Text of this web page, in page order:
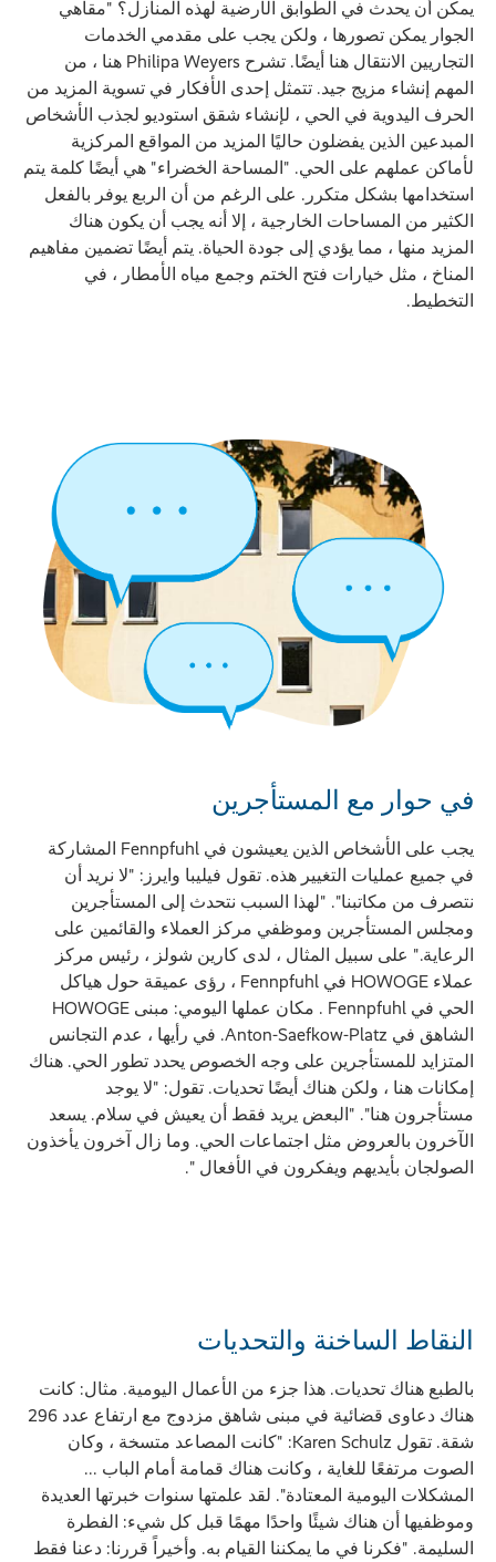
يمكن أن يحدث في الطوابق الأرضية لهذه المنازل؟ "مقاهي
الجوار يمكن تصورها ، ولكن يجب على مقدمي الخدمات
التجاريين الانتقال هنا أيضًا. تشرح Philipa Weyers هنا ، من
المهم إنشاء مزيج جيد. تتمثل إحدى الأفكار في تسوية المزيد من
الحرف اليدوية في الحي ، لإنشاء شقق استوديو لجذب الأشخاص
المبدعين الذين يفضلون حاليًا المزيد من المواقع المركزية
لأماكن عملهم على الحي. "المساحة الخضراء" هي أيضًا كلمة يتم
استخدامها بشكل متكرر. على الرغم من أن الربع يوفر بالفعل
الكثير من المساحات الخارجية ، إلا أنه يجب أن يكون هناك
المزيد منها ، مما يؤدي إلى جودة الحياة. يتم أيضًا تضمين مفاهيم
المناخ ، مثل خيارات فتح الختم وجمع مياه الأمطار ، في
التخطيط.
في حوار مع المستأجرين
يجب على الأشخاص الذين يعيشون في Fennpfuhl المشاركة
في جميع عمليات التغيير هذه. تقول فيليبا وايرز: "لا نريد أن
نتصرف من مكاتبنا". "لهذا السبب نتحدث إلى المستأجرين
ومجلس المستأجرين وموظفي مركز العملاء والقائمين على
الرعاية." على سبيل المثال ، لدى كارين شولز ، رئيس مركز
عملاء HOWOGE في Fennpfuhl ، رؤى عميقة حول هياكل
الحي في Fennpfuhl . مكان عملها اليومي: مبنى HOWOGE
الشاهق في Anton-Saefkow-Platz. في رأيها ، عدم التجانس
المتزايد للمستأجرين على وجه الخصوص يحدد تطور الحي. هناك
إمكانات هنا ، ولكن هناك أيضًا تحديات. تقول: "لا يوجد
مستأجرون هنا". "البعض يريد فقط أن يعيش في سلام. يسعد
الآخرون بالعروض مثل اجتماعات الحي. وما زال آخرون يأخذون
الصولجان بأيديهم ويفكرون في الأفعال ".
النقاط الساخنة والتحديات
بالطبع هناك تحديات. هذا جزء من الأعمال اليومية. مثال: كانت
هناك دعاوى قضائية في مبنى شاهق مزدوج مع ارتفاع عدد 296
شقة. تقول Karen Schulz: "كانت المصاعد متسخة ، وكان
الصوت مرتفعًا للغاية ، وكانت هناك قمامة أمام الباب ...
المشكلات اليومية المعتادة". لقد علمتها سنوات خبرتها العديدة
وموظفيها أن هناك شيئًا واحدًا مهمًا قبل كل شيء: الفطرة
السليمة. "فكرنا في ما يمكننا القيام به. وأخيراً قررنا: دعنا فقط